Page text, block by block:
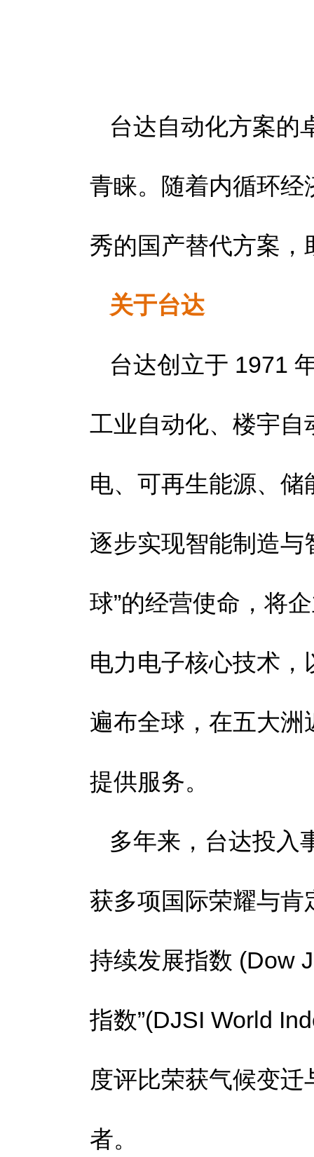
台达自动化方案的
青睐。随着内循环
秀的国产替代方案
关于台达
台达创立于 1971
工业自动化、楼宇
电、可再生能源、
逐步实现智能制造与
球”的经营使命，将
电力电子核心技术
遍布全球，在五大
提供服务。
多年来，台达投入
获多项国际荣耀与
持续发展指数 (Dow
指数”(DJSI World
度评比荣获气候变迁
者。